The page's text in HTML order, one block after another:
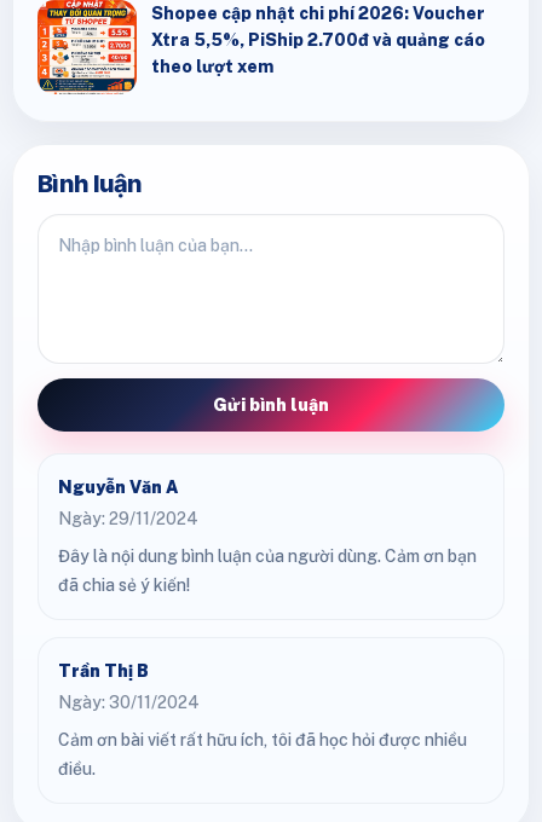
Shopee cập nhật chi phí 2026: Voucher
Xtra 5,5%, PiShip 2.700đ và quảng cáo
theo lượt xem
Bình luận
Gửi bình luận
Nguyễn Văn A
Ngày: 29/11/2024
Đây là nội dung bình luận của người dùng. Cảm ơn bạn
đã chia sẻ ý kiến!
Trần Thị B
Ngày: 30/11/2024
Cảm ơn bài viết rất hữu ích, tôi đã học hỏi được nhiều
điều.